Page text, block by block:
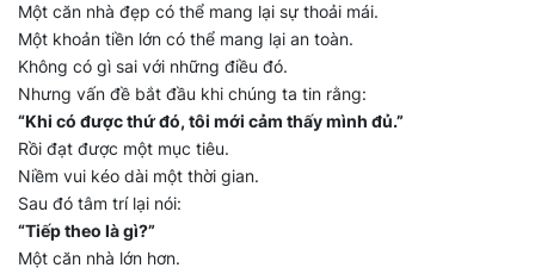
Một căn nhà đẹp có thể mang lại sự thoải mái.
Một khoản tiền lớn có thể mang lại an toàn.
Không có gì sai với những điều đó.
Nhưng vấn đề bắt đầu khi chúng ta tin rằng:
“Khi có được thứ đó, tôi mới cảm thấy mình đủ.”
Rồi đạt được một mục tiêu.
Niềm vui kéo dài một thời gian.
Sau đó tâm trí lại nói:
“Tiếp theo là gì?”
Một căn nhà lớn hơn.